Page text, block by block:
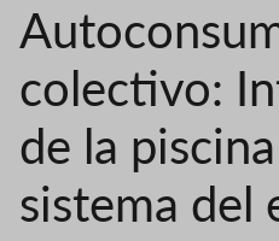
colectivo:
de la
sistema del